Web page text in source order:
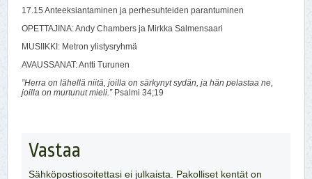
17.15 Anteeksiantaminen ja perhesuhteiden parantuminen
OPETTAJINA: Andy Chambers ja Mirkka Salmensaari
MUSIIKKI: Metron ylistysryhmä
AVAUSSANAT: Antti Turunen
”Herra on lähellä niitä, joilla on särkynyt sydän, ja hän pelastaa ne,
joilla on murtunut mieli.”Psalmi 34;19
Vastaa
Sähköpostiosoitettasi ei julkaista.
Pakolliset kentät on